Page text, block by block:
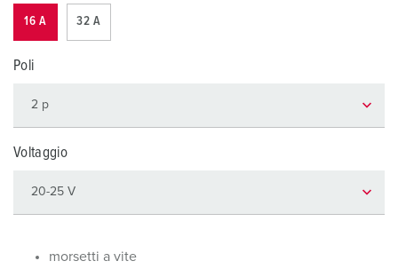
16 A 32 A
Poli
Voltaggio
morsetti a vite